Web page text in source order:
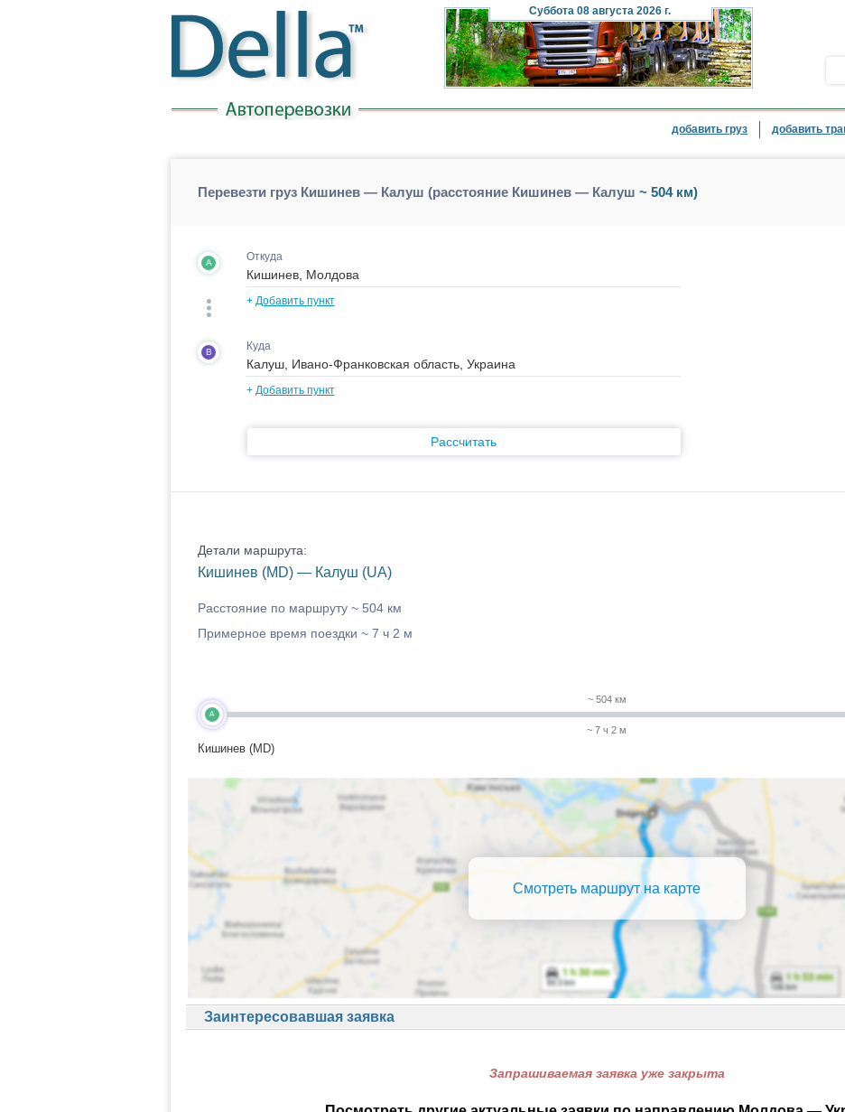
Суббота08 августа 2026 г.
добавить груз добавить
Перевезти груз Кишинев — Калуш (расстояние Кишинев — Калуш ~ 504 км)
A Откуда
+ Добавить пункт
B Куда
+ Добавить пункт
Рассчитать
Детали маршрута:
Кишинев (MD) — Калуш (UA)
Расстояние по маршруту ~ 504 км
Примерное время поездки ~ 7 ч 2 м
A
Кишинев (MD)
~ 504 км
~ 7 ч 2 м
Смотреть маршрут на карте
Заинтересовавшая заявка
Запрашиваемая заявка уже закрыта